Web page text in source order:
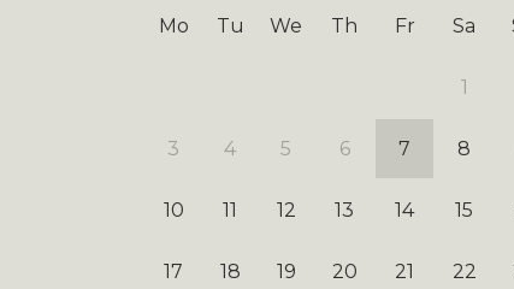
Mo Tu We Th Fr Sa
1
3 4 5 6 7 8
10 11 12 13 14 15
17 18 19 20 21 22